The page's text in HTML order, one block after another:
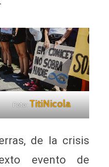
Foto: TitiNicola
de la crisis
evento de